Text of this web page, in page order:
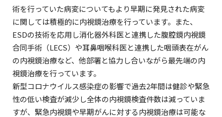
術を行っていた病変についてもより早期に発見された病変
に関しては積極的に内視鏡治療を行っています。また、
ESDの技術を応用し消化器外科医と連携した腹腔鏡内視鏡
合同手術（LECS）や耳鼻咽喉科医と連携した咽頭表在がん
の内視鏡治療など、他部署と協力し合いながら最先端の内
視鏡治療を行っています。
新型コロナウイルス感染症の影響で過去2年間は健診や緊急
性の低い検査が減少し全体の内視鏡検査件数は減っていま
すが、緊急内視鏡や早期がんに対する内視鏡治療は可能な